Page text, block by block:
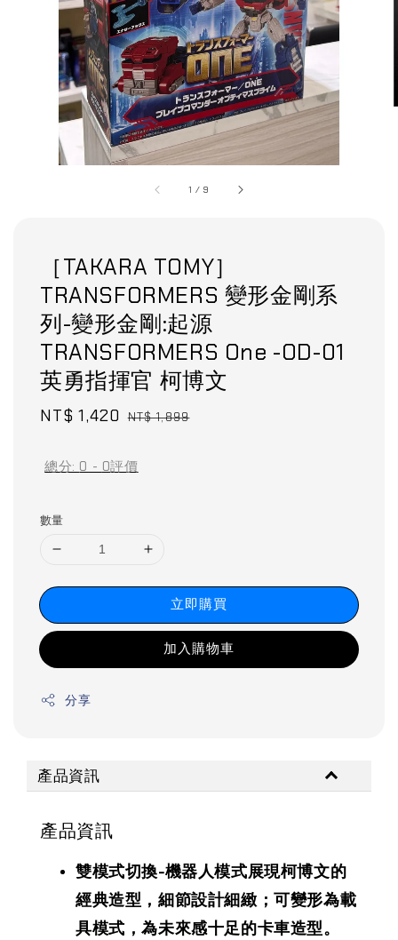
1 / 9
［TAKARA TOMY］
TRANSFORMERS 變形金剛系
列-變形金剛:起源
TRANSFORMERS One -OD-01
英勇指揮官 柯博文
Sale
NT$ 1,420 Regular
NT$ 1,899
總分: 0 - 0評價
數量
立即購買
加入購物車
分享
產品資訊
產品資訊
雙模式切換-機器人模式展現柯博文的
經典造型，細節設計細緻；可變形為載
具模式，為未來感十足的卡車造型。